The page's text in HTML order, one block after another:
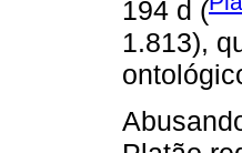
194 d (
1.813),